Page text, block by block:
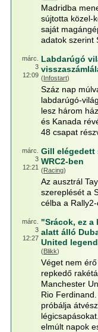
Madridba
sújtotta közel-
saját
adatok szerint
márc.
3
12:09
Labdarúgó
(Infostart)
Száz nap
labdarúgó-
lesz három
és Kanada
48 csapat
márc.
3
12:21
Gill elégedett
WRC2-ben
(Racing)
Az ausztrál
szereplését a
célba a Rally2-
márc.
3
12:27
"Srácok, ez a
alatt álló
United
(Blikk)
Véget nem
repkedő
Manchester
Rio
próbálja
elmúlt napok